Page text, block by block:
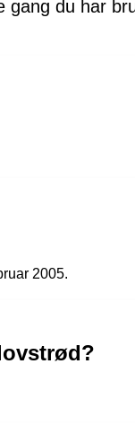
du har
2005.